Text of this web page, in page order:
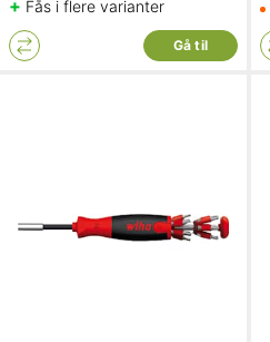
+ Fås i flere varianter
Gå til